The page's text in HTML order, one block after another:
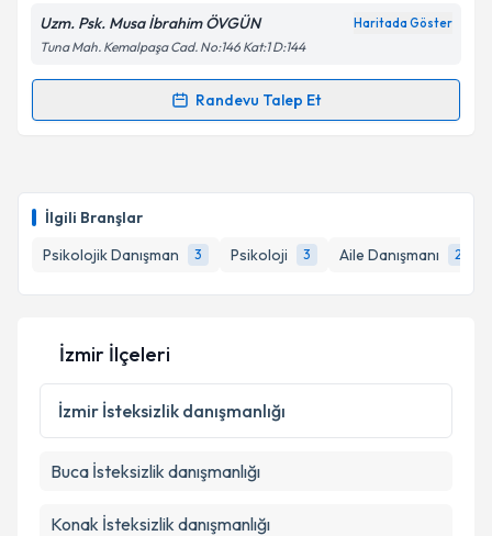
İlgili Branşlar
Psikolojik Danışman
3 Psikoloji 3 Aile Danışmanı 2
Kişisel verilerimin işlenmesine ilişkin
Metni'ni okudum ve kişisel verilerimin belirtilen
Uzm. Psk. Musa İbrahim ÖVGÜN Haritada Göster
Tuna Mah. Kemalpaşa Cad. No:146 Kat:1 D:144
Randevu Talep Et
Randevu Takvimi Talebi
almanız için bir takvim hazırlandığında e-posta ile
bilgilendireceğiz.
E-posta Adresiniz
Kişisel verilerimin işlenmesine ilişkin
Metni'ni okudum ve kişisel verilerimin belirtilen
Takvim Talebini Gönder
İzmir İlçeleri
İzmir İsteksizlik danışmanlığı
Buca İsteksizlik danışmanlığı
Konak İsteksizlik danışmanlığı